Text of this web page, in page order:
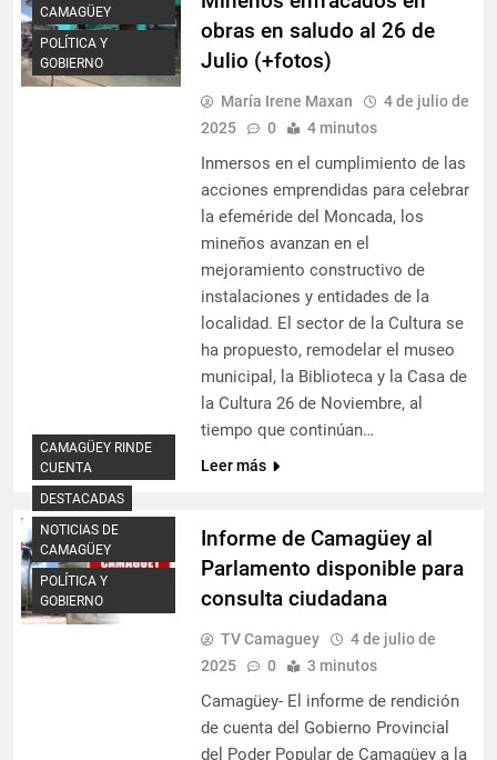
CAMAGÜEY
POLÍTICA Y
GOBIERNO
obras en saludo al 26 de
Julio (+fotos)
María Irene Maxan
4 de julio de
2025
0 4 minutos
Inmersos en el cumplimiento de las
acciones emprendidas para celebrar
la efeméride del Moncada, los
mineños avanzan en el
mejoramiento constructivo de
instalaciones y entidades de la
localidad. El sector de la Cultura se
ha propuesto, remodelar el museo
municipal, la Biblioteca y la Casa de
la Cultura 26 de Noviembre, al
tiempo que continúan…
Leer más
CAMAGÜEY RINDE
CUENTA
DESTACADAS
NOTICIAS DE
CAMAGÜEY
POLÍTICA Y
GOBIERNO
Informe de Camagüey al
Parlamento disponible para
consulta ciudadana
TV Camaguey
4 de julio de
2025
0 3 minutos
Camagüey- El informe de rendición
de cuenta del Gobierno Provincial
del Poder Popular de Camagüey a la